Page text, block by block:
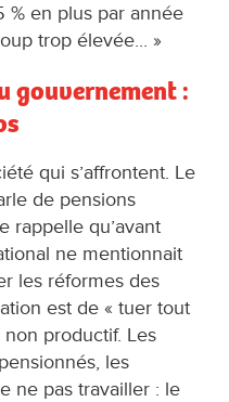
% en plus par année
trop élevée... »
gouvernement :
qui s’affrontent. Le
de pensions
rappelle qu’avant
ne mentionnait
les réformes des
est de « tuer tout
productif. Les
les
ne pas travailler : le